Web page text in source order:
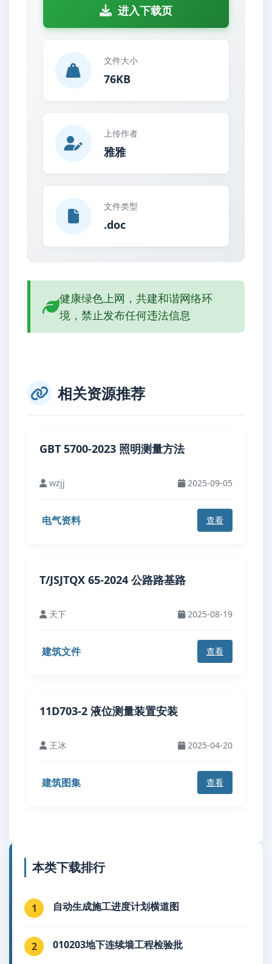
进入下载页
文件大小
76KB
上传作者
雅雅
文件类型
.doc
健康绿色上网，共建和谐网络环
境，禁止发布任何违法信息
相关资源推荐
GBT 5700-2023 照明测量方法
wzjj 2025-09-05
电气资料 查看
T/JSJTQX 65-2024 公路路基路
天下 2025-08-19
建筑文件 查看
11D703-2 液位测量装置安装
王冰 2025-04-20
建筑图集 查看
本类下载排行
1 自动生成施工进度计划横道图
2 010203地下连续墙工程检验批